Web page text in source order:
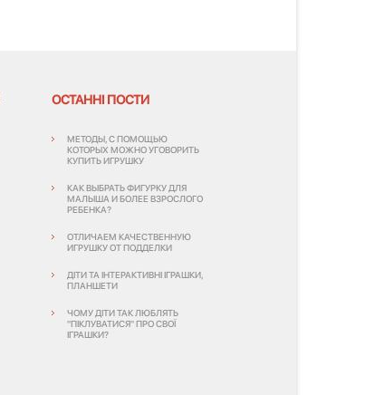
ОСТАННІ ПОСТИ
МЕТОДЫ, С ПОМОЩЬЮ
КОТОРЫХ МОЖНО УГОВОРИТЬ
КУПИТЬ ИГРУШКУ
КАК ВЫБРАТЬ ФИГУРКУ ДЛЯ
МАЛЫША И БОЛЕЕ ВЗРОСЛОГО
РЕБЕНКА?
ОТЛИЧАЕМ КАЧЕСТВЕННУЮ
ИГРУШКУ ОТ ПОДДЕЛКИ
ДІТИ ТА ІНТЕРАКТИВНІ ІГРАШКИ,
ПЛАНШЕТИ
ЧОМУ ДІТИ ТАК ЛЮБЛЯТЬ
"ПІКЛУВАТИСЯ" ПРО СВОЇ
ІГРАШКИ?